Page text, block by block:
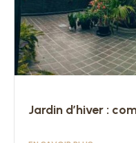
Jardin d’hiver :